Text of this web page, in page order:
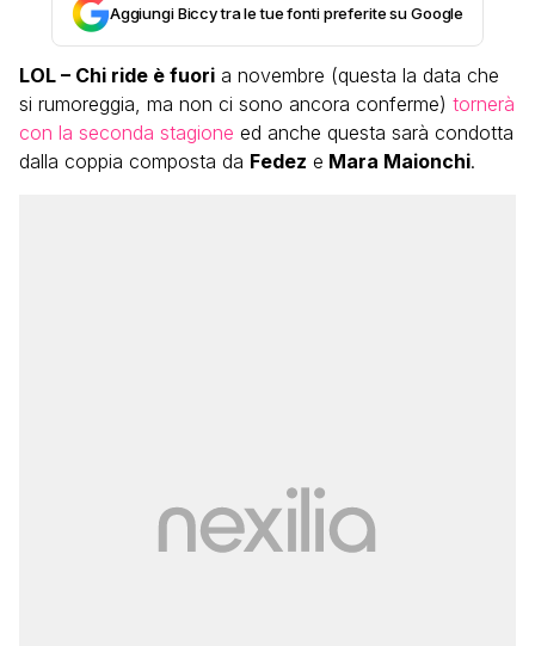
Aggiungi Biccy tra le tue fonti preferite su Google
LOL – Chi ride è fuori a novembre (questa la data che
si rumoreggia, ma non ci sono ancora conferme) tornerà
con la seconda stagione ed anche questa sarà condotta
dalla coppia composta da Fedez e Mara Maionchi.